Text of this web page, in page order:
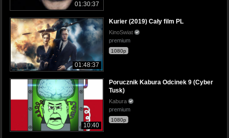
01:30:37
01:48:37
Kurier (2019) Cały film PL
KinoSwiat
premium
1080p
10:40
Porucznik Kabura Odcinek 9 (Cyber
Tusk)
Kabura
premium
1080p